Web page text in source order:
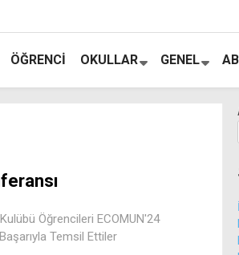
ÖĞRENCI OKULLAR GENEL
Öğrencileri ECOMUN'24
Temsil Ettiler